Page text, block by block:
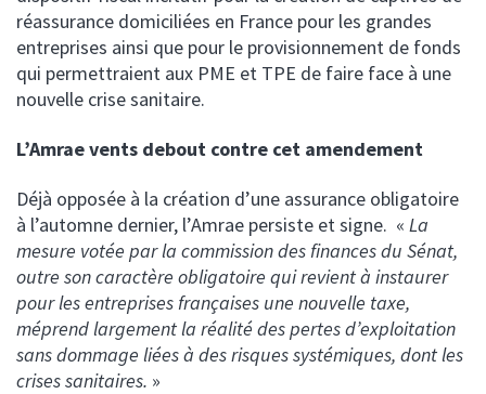
réassurance domiciliées en France pour les grandes
entreprises ainsi que pour le provisionnement de fonds
qui permettraient aux PME et TPE de faire face à une
nouvelle crise sanitaire.
L’Amrae vents debout contre cet amendement
Déjà opposée à la création d’une assurance obligatoire
à l’automne dernier, l’Amrae persiste et signe. « La
mesure votée par la commission des finances du Sénat,
outre son caractère obligatoire qui revient à instaurer
pour les entreprises françaises une nouvelle taxe,
méprend largement la réalité des pertes d’exploitation
sans dommage liées à des risques systémiques, dont les
crises sanitaires. »